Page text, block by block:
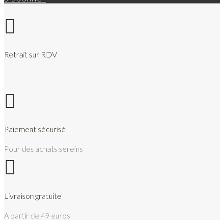

Retrait sur RDV

Paiement sécurisé
Pour des achats sereins

Livraison gratuite
A partir de 49 euros